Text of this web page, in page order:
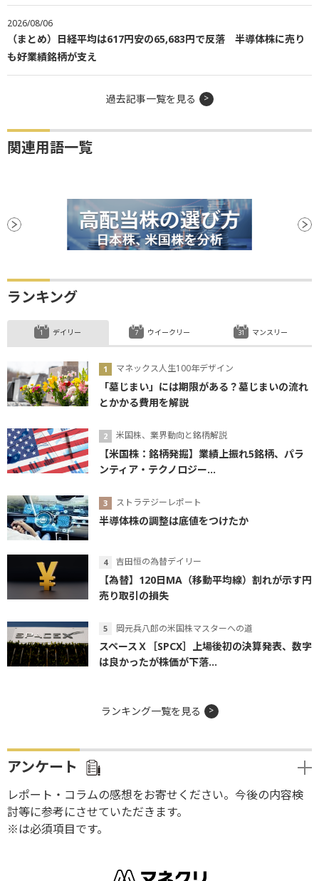
2026/08/06
（まとめ）日経平均は617円安の65,683円で反落 半導体株に売り
も好業績銘柄が支え
過去記事一覧を見る
関連用語一覧
ランキング
デイリー
マネックス人生100年デザイン
「墓じまい」には期限がある？墓じまいの流れ
とかかる費用を解説
米国株、業界動向と銘柄解説
【米国株：銘柄発掘】業績上振れ5銘柄、パラ
ンティア・テクノロジー...
ストラテジーレポート
半導体株の調整は底値をつけたか
吉田恒の為替デイリー
【為替】120日MA（移動平均線）割れが示す円
売り取引の損失
岡元兵八郎の米国株マスターへの道
スペースＸ［SPCX］上場後初の決算発表、数字
は良かったが株価が下落...
ウイークリー マンスリー
ランキング一覧を見る
アンケート
レポート・コラムの感想をお寄せください。今後の内容検
討等に参考にさせていただきます。
※は必須項目です。